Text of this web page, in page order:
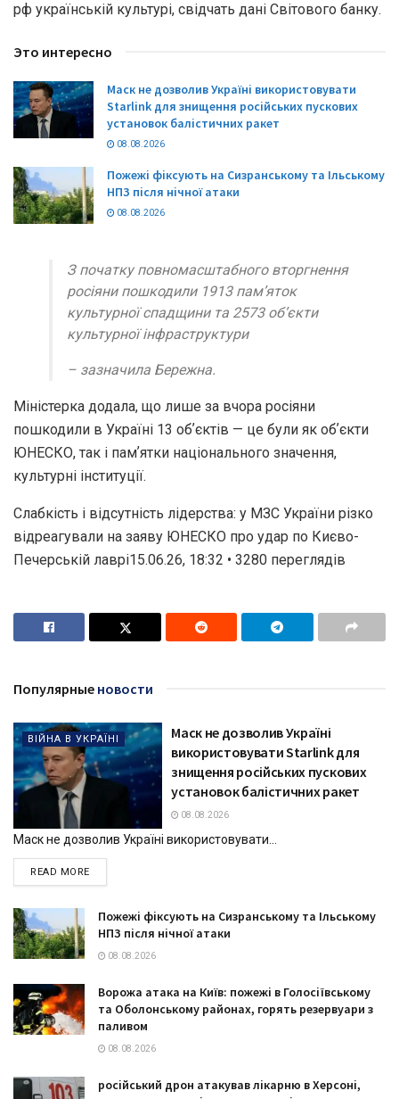
рф українській культурі, свідчать дані Світового банку.
Это интересно
Маск не дозволив Україні використовувати
Starlink для знищення російських пускових
установок балістичних ракет
08.08.2026
Пожежі фіксують на Сизранському та Ільському
НПЗ після нічної атаки
08.08.2026
З початку повномасштабного вторгнення
росіяни пошкодили 1913 памʼяток
культурної спадщини та 2573 обʼєкти
культурної інфраструктури
– зазначила Бережна.
Міністерка додала, що лише за вчора росіяни
пошкодили в Україні 13 обʼєктів — це були як обʼєкти
ЮНЕСКО, так і памʼятки національного значення,
культурні інституції.
Слабкість і відсутність лідерства: у МЗС України різко
відреагували на заяву ЮНЕСКО про удар по Києво-
Печерській лаврі15.06.26, 18:32 • 3280 переглядiв
Популярные новости
ВІЙНА В УКРАЇНІ
Маск не дозволив Україні
використовувати Starlink для
знищення російських пускових
установок балістичних ракет
08.08.2026
Маск не дозволив Україні використовувати...
READ MOREDETAILS
Пожежі фіксують на Сизранському та Ільському
НПЗ після нічної атаки
08.08.2026
Ворожа атака на Київ: пожежі в Голосіївському
та Оболонському районах, горять резервуари з
паливом
08.08.2026
російський дрон атакував лікарню в Херсоні,